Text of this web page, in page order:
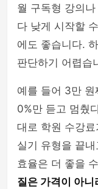
월 구독형 강의
다 낮게 시작할
에도 좋습니다.
판단하기 어렵습
예를 들어 3만
0%만 듣고 멈췄
대로 학원 수강
실기 유형을 끝
효율은 더 좋을
질은 가격이 아